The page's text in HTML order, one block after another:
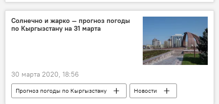
Общество
Aлерт
Кыргызстан
Коронавирус - 2020
Бишкек
закрытие
ГРС
Солнечно и жарко — прогноз погоды
по Кыргызстану на 31 марта
30 марта 2020, 18:56
Прогноз погоды по Кыргызстану
Новости